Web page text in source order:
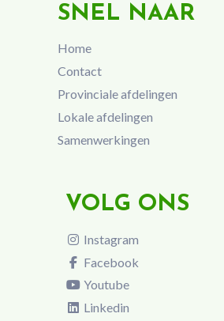
SNEL NAAR
Home
Contact
Provinciale afdelingen
Lokale afdelingen
Samenwerkingen
VOLG ONS
Instagram
Facebook
Youtube
Linkedin